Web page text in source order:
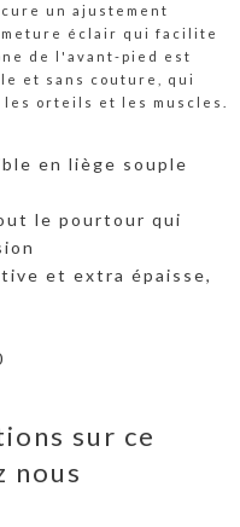
un ajustement
éclair qui facilite
de l'avant-pied est
et sans couture, qui
orteils et les muscles.
en liège souple
le pourtour qui
et extra épaisse,
sur ce
nous